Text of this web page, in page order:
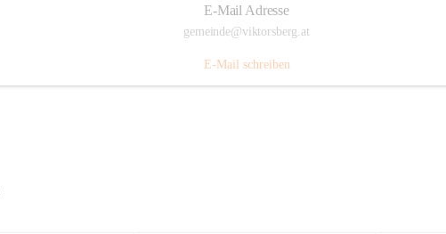
E-Mail Adresse
gemeinde@viktorsberg.at
E-Mail schreiben